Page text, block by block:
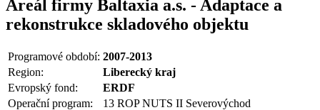
Areál firmy Baltaxia a.s. - Adaptace a
rekonstrukce skladového objektu
Programové období: 2007-2013
Region:
Liberecký kraj
Evropský fond:
ERDF
Operační program:
13 ROP NUTS II Severovýchod